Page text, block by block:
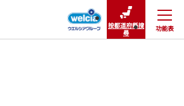
按都道府縣搜
尋
功能表
關閉